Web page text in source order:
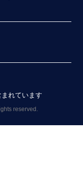
れています
reserved.